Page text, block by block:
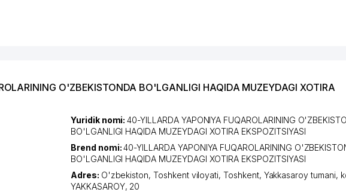
O'ZBEKISTONDA BO'LGANLIGI HAQIDA MUZEYDAGI XOTIRA
Yuridik nomi:40-YILLARDA YAPONIYA FUQAROLARINING
BO'LGANLIGI HAQIDA MUZEYDAGI XOTIRA EKSPOZITSIYASI
Brend nomi:40-YILLARDA YAPONIYA FUQAROLARINING
BO'LGANLIGI HAQIDA MUZEYDAGI XOTIRA EKSPOZITSIYASI
Adres: O'zbekiston,Toshkent viloyati,Toshkent, Yakkasaroy tumani,
YAKKASAROY, 20